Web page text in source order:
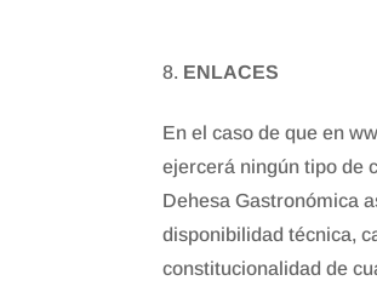
ENLACES
En el caso de que en
ejercerá ningún tipo de
Dehesa Gastronómica
disponibilidad técnica,
constitucionalidad de